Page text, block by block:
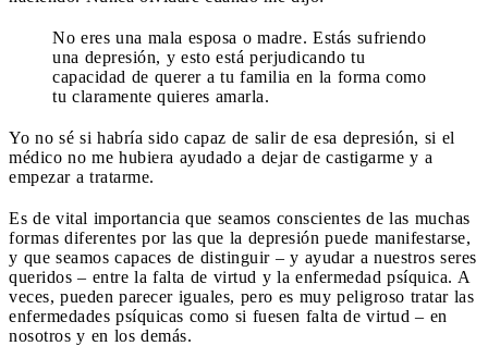
No eres una mala esposa o madre. Estás sufriendo
una depresión, y esto está perjudicando tu
capacidad de querer a tu familia en la forma como
tu claramente quieres amarla.
Yo no sé si habría sido capaz de salir de esa depresión, si el
médico no me hubiera ayudado a dejar de castigarme y a
empezar a tratarme.
Es de vital importancia que seamos conscientes de las muchas
formas diferentes por las que la depresión puede manifestarse,
y que seamos capaces de distinguir – y ayudar a nuestros seres
queridos – entre la falta de virtud y la enfermedad psíquica. A
veces, pueden parecer iguales, pero es muy peligroso tratar las
enfermedades psíquicas como si fuesen falta de virtud – en
nosotros y en los demás.